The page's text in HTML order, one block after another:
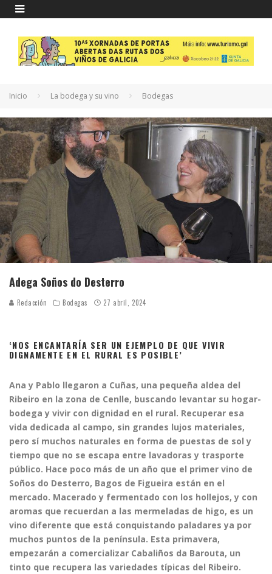
Inicio La bodega y su vino Bodegas
Adega Soños do Desterro
Redacción Bodegas 27 abril, 2024
‘NOS ENCANTARÍA SER UN EJEMPLO DE QUE VIVIR
DIGNAMENTE EN EL RURAL ES POSIBLE’
Ana y Pablo llegaron a Cuñas, una pequeña aldea del
Ribeiro en la zona de Cenlle, buscando levantar su hogar-
bodega y vivir con dignidad en el rural. Recuperar esa
vida dedicada al campo, sin grandes lujos materiales,
pero sí muchos naturales en forma de puestas de sol y
tiempo que no se escapa entre lavadoras y trasporte
público. Hace poco más de un año que el primer vino de
Soños do Desterro, Bagos de Figueira están en el
mercado. Macerado y fermentado con los hollejos, y con
aromas que recuerdan a las mermeladas de higo, es un
vino diferente que está conquistando paladares ya por
muchos puntos de la península. Esta primavera,
empezarán a comercializar Cabaliños da Barouta, un
tinto que recupera las variedades típicas del Ribeiro.